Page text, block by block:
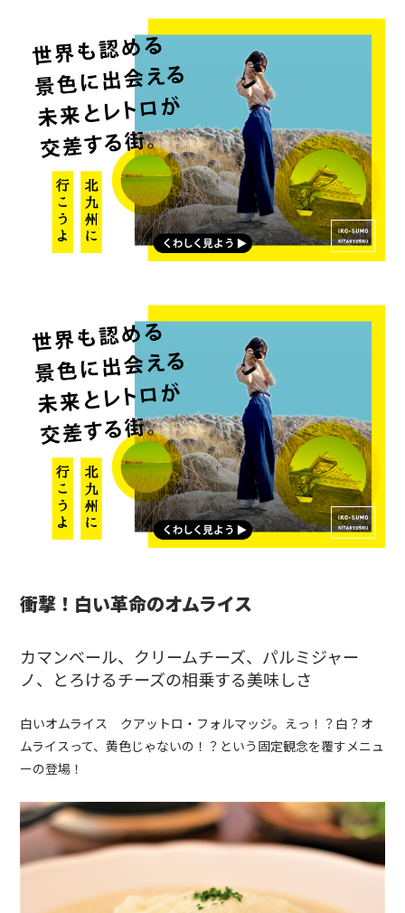
衝撃！白い革命のオムライス
カマンベール、クリームチーズ、パルミジャー
ノ、とろけるチーズの相乗する美味しさ
白いオムライス クアットロ・フォルマッジ。えっ！？白？オ
ムライスって、黄色じゃないの！？という固定観念を覆すメニュ
ーの登場！